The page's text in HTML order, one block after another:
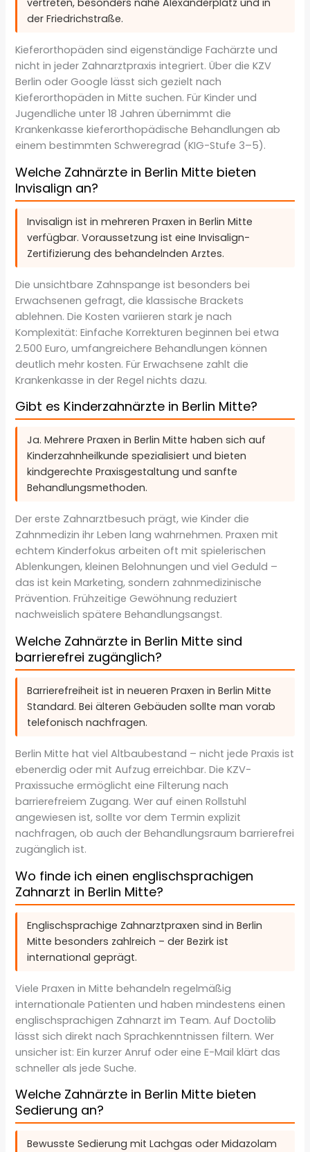
vertreten, besonders nahe Alexanderplatz und in
der Friedrichstraße.
Kieferorthopäden sind eigenständige Fachärzte und
nicht in jeder Zahnarztpraxis integriert. Über die KZV
Berlin oder Google lässt sich gezielt nach
Kieferorthopäden in Mitte suchen. Für Kinder und
Jugendliche unter 18 Jahren übernimmt die
Krankenkasse kieferorthopädische Behandlungen ab
einem bestimmten Schweregrad (KIG-Stufe 3–5).
Welche Zahnärzte in Berlin Mitte bieten
Invisalign an?
Invisalign ist in mehreren Praxen in Berlin Mitte
verfügbar. Voraussetzung ist eine Invisalign-
Zertifizierung des behandelnden Arztes.
Die unsichtbare Zahnspange ist besonders bei
Erwachsenen gefragt, die klassische Brackets
ablehnen. Die Kosten variieren stark je nach
Komplexität: Einfache Korrekturen beginnen bei etwa
2.500 Euro, umfangreichere Behandlungen können
deutlich mehr kosten. Für Erwachsene zahlt die
Krankenkasse in der Regel nichts dazu.
Gibt es Kinderzahnärzte in Berlin Mitte?
Ja. Mehrere Praxen in Berlin Mitte haben sich auf
Kinderzahnheilkunde spezialisiert und bieten
kindgerechte Praxisgestaltung und sanfte
Behandlungsmethoden.
Der erste Zahnarztbesuch prägt, wie Kinder die
Zahnmedizin ihr Leben lang wahrnehmen. Praxen mit
echtem Kinderfokus arbeiten oft mit spielerischen
Ablenkungen, kleinen Belohnungen und viel Geduld –
das ist kein Marketing, sondern zahnmedizinische
Prävention. Frühzeitige Gewöhnung reduziert
nachweislich spätere Behandlungsangst.
Welche Zahnärzte in Berlin Mitte sind
barrierefrei zugänglich?
Barrierefreiheit ist in neueren Praxen in Berlin Mitte
Standard. Bei älteren Gebäuden sollte man vorab
telefonisch nachfragen.
Berlin Mitte hat viel Altbaubestand – nicht jede Praxis ist
ebenerdig oder mit Aufzug erreichbar. Die KZV-
Praxissuche ermöglicht eine Filterung nach
barrierefreiem Zugang. Wer auf einen Rollstuhl
angewiesen ist, sollte vor dem Termin explizit
nachfragen, ob auch der Behandlungsraum barrierefrei
zugänglich ist.
Wo finde ich einen englischsprachigen
Zahnarzt in Berlin Mitte?
Englischsprachige Zahnarztpraxen sind in Berlin
Mitte besonders zahlreich – der Bezirk ist
international geprägt.
Viele Praxen in Mitte behandeln regelmäßig
internationale Patienten und haben mindestens einen
englischsprachigen Zahnarzt im Team. Auf Doctolib
lässt sich direkt nach Sprachkenntnissen filtern. Wer
unsicher ist: Ein kurzer Anruf oder eine E-Mail klärt das
schneller als jede Suche.
Welche Zahnärzte in Berlin Mitte bieten
Sedierung an?
Bewusste Sedierung mit Lachgas oder Midazolam